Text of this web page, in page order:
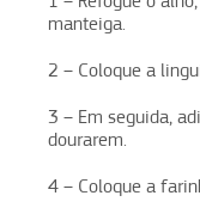
manteiga.
2 – Coloque a
3 – Em seguida,
dourarem.
4 – Coloque a